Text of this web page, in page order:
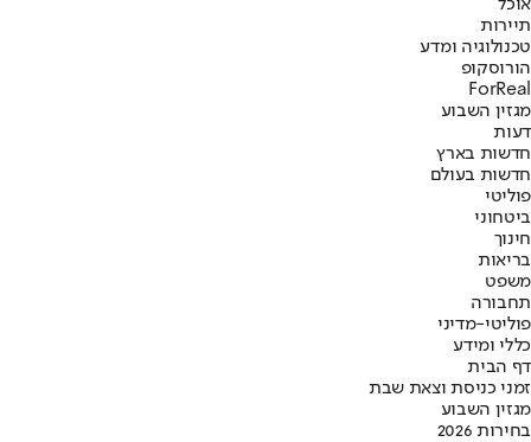
אוכל
תיירות
טכנולוגיה ומדע
הורוסקופ
ForReal
מגזין השבוע
דעות
חדשות בארץ
חדשות בעולם
פוליטי
ביטחוני
חינוך
בריאות
משפט
תחבורה
פוליטי-מדיני
כללי ומידע
דף הבית
זמני כניסת וצאת שבת
מגזין השבוע
בחירות 2026